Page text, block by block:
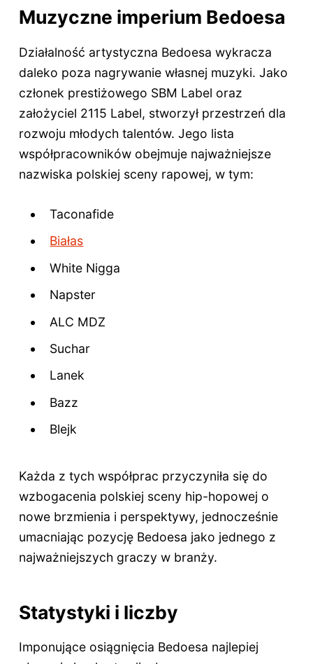
Muzyczne imperium Bedoesa
Działalność artystyczna Bedoesa wykracza
daleko poza nagrywanie własnej muzyki. Jako
członek prestiżowego SBM Label oraz
założyciel 2115 Label, stworzył przestrzeń dla
rozwoju młodych talentów. Jego lista
współpracowników obejmuje najważniejsze
nazwiska polskiej sceny rapowej, w tym:
Taconafide
Białas
White Nigga
Napster
ALC MDZ
Suchar
Lanek
Bazz
Blejk
Każda z tych współprac przyczyniła się do
wzbogacenia polskiej sceny hip-hopowej o
nowe brzmienia i perspektywy, jednocześnie
umacniając pozycję Bedoesa jako jednego z
najważniejszych graczy w branży.
Statystyki i liczby
Imponujące osiągnięcia Bedoesa najlepiej